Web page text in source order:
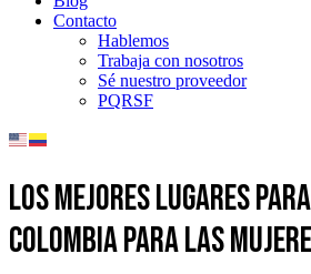
Contacto
Hablemos
Trabaja con nosotros
Sé nuestro proveedor
PQRSF
Los mejores lugares
Colombia para las